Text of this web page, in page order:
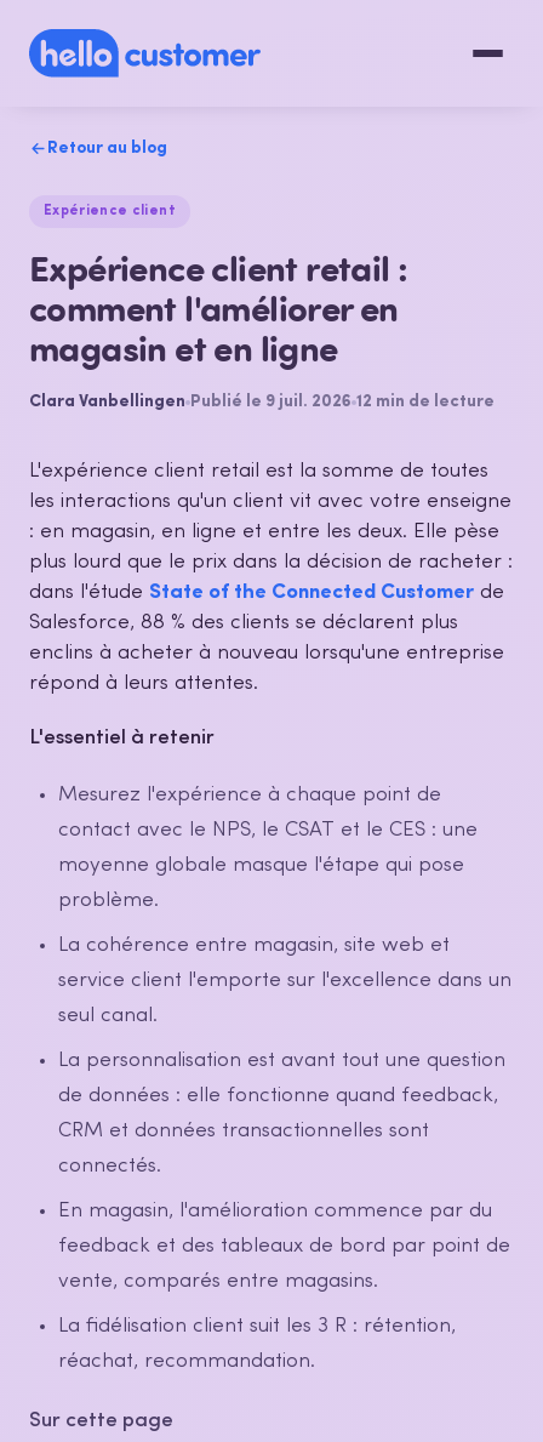
Retour au blog
Expérience client
Expérience client retail :
comment l'améliorer en
magasin et en ligne
Clara Vanbellingen Publié le 9 juil. 2026 12 min de lecture
L'expérience client retail est la somme de toutes
les interactions qu'un client vit avec votre enseigne
: en magasin, en ligne et entre les deux. Elle pèse
plus lourd que le prix dans la décision de racheter :
dans l'étude State of the Connected Customer de
Salesforce, 88 % des clients se déclarent plus
enclins à acheter à nouveau lorsqu'une entreprise
répond à leurs attentes.
L'essentiel à retenir
Mesurez l'expérience à chaque point de
contact avec le NPS, le CSAT et le CES : une
moyenne globale masque l'étape qui pose
problème.
La cohérence entre magasin, site web et
service client l'emporte sur l'excellence dans un
seul canal.
La personnalisation est avant tout une question
de données : elle fonctionne quand feedback,
CRM et données transactionnelles sont
connectés.
En magasin, l'amélioration commence par du
feedback et des tableaux de bord par point de
vente, comparés entre magasins.
La fidélisation client suit les 3 R : rétention,
réachat, recommandation.
Sur cette page